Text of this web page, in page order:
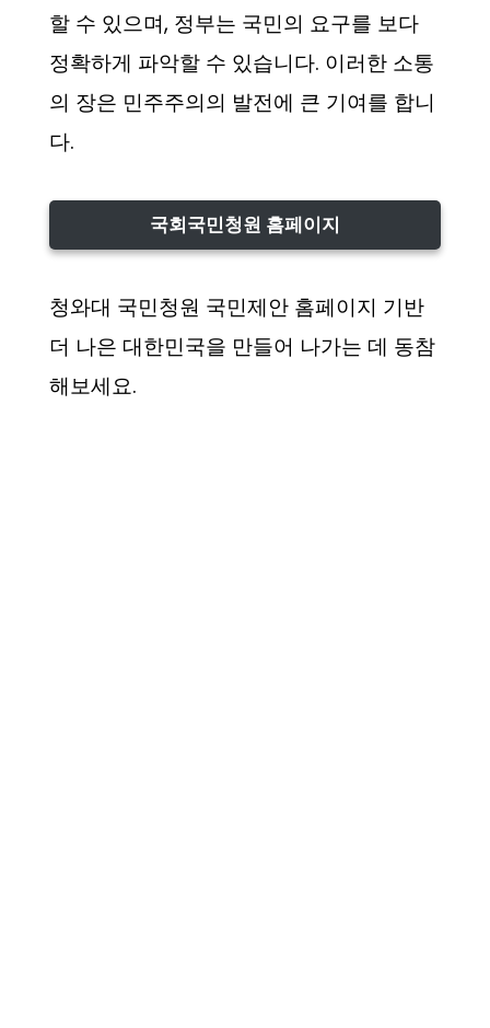
할 수 있으며, 정부는 국민의 요구를 보다
정확하게 파악할 수 있습니다. 이러한 소통
의 장은 민주주의의 발전에 큰 기여를 합니
다.
국회국민청원 홈페이지
청와대 국민청원 국민제안 홈페이지 기반
더 나은 대한민국을 만들어 나가는 데 동참
해보세요.